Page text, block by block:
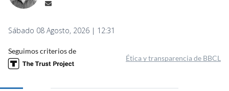
Sábado 08 Agosto, 2026 | 12:31
Seguimos criterios de
Ética y transparencia de BBCL